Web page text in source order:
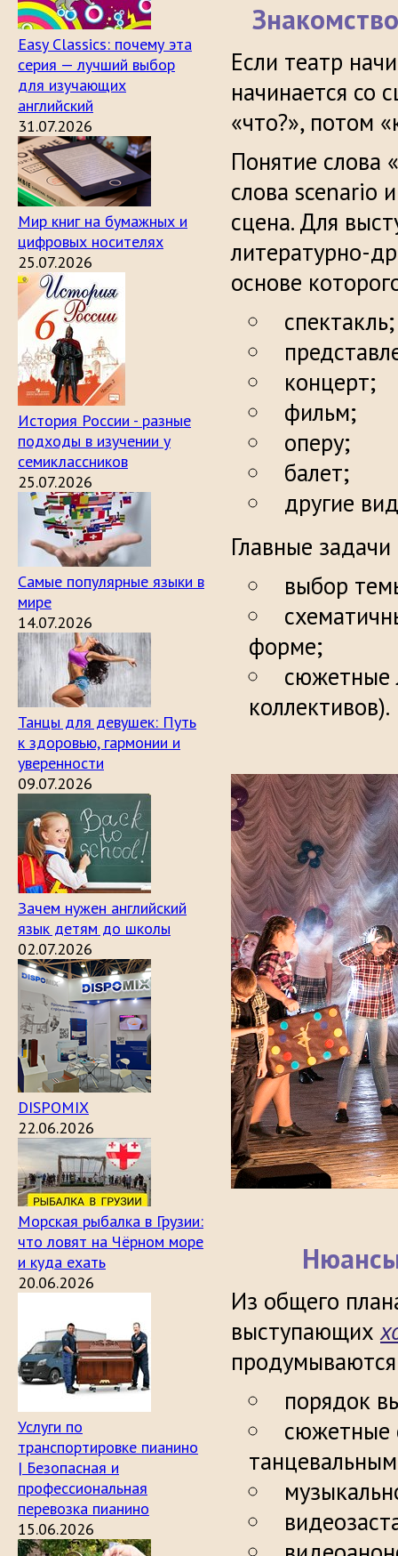
Easy Classics: почему эта
серия — лучший выбор
для изучающих
английский
31.07.2026
Мир книг на бумажных и
цифровых носителях
25.07.2026
История России - разные
подходы в изучении у
семиклассников
25.07.2026
Самые популярные языки в
мире
14.07.2026
Танцы для девушек: Путь
к здоровью, гармонии и
уверенности
09.07.2026
Зачем нужен английский
язык детям до школы
02.07.2026
DISPOMIX
22.06.2026
Морская рыбалка в Грузии:
что ловят на Чёрном море
и куда ехать
20.06.2026
Услуги по
транспортировке пианино
| Безопасная и
профессиональная
перевозка пианино
15.06.2026
Если театр
начинается со
«что?», потом
Понятие слова
слова scenario
сцена. Для
литературно-
основе
спектакль;
концерт;
фильм;
оперу;
балет;
другие
Главные задачи
выбор
форме;
сюжетные
коллективов).
Из общего
выступающих
порядок
сюжетные